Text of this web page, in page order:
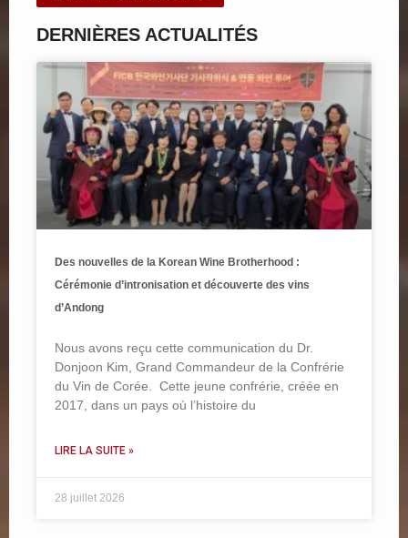
DERNIÈRES ACTUALITÉS
Des nouvelles de la Korean Wine Brotherhood :
Cérémonie d’intronisation et découverte des vins
d’Andong
Nous avons reçu cette communication du Dr.
Donjoon Kim, Grand Commandeur de la Confrérie
du Vin de Corée. Cette jeune confrérie, créée en
2017, dans un pays où l’histoire du
LIRE LA SUITE »
28 juillet 2026